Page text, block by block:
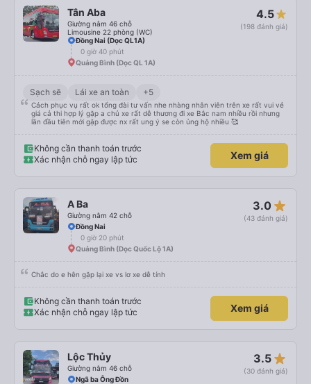
Tân Aba
Giường nằm 46 chỗ
Limousine 22 phòng (WC)
4.5
(198 đánh giá)
Đồng Nai (Dọc QL1A)
0 giờ 40 phút
Quảng Bình (Dọc QL 1A)
Sạch sẽ Lái xe an toàn +5
Cách phục vụ rất ok tổng đài tư vấn nhe nhàng nhân viên trên xe rất vui vẻ
giá cả thi hợp lý gặp a chủ xe rất dễ thương đi xe Bắc nam nhiều rồi nhưng
lần đầu tiên mới gặp được nx rất ung ý se còn ủng hộ nhiều 🥰
Không cần thanh toán trước
Xác nhận chỗ ngay lập tức
Xem giá
A Ba
Giường nằm 42 chỗ
3.0 star_rate
(43 đánh giá)
Đồng Nai
0 giờ 20 phút
Quảng Bình (Dọc Quốc Lộ 1A)
Chắc do e hên gặp lại xe vs lơ xe dễ tính
Không cần thanh toán trước
Xác nhận chỗ ngay lập tức
Xem giá
Lộc Thủy
Giường nằm 46 chỗ
3.5 star_rate
(30 đánh giá)
Ngã ba Ông Đồn